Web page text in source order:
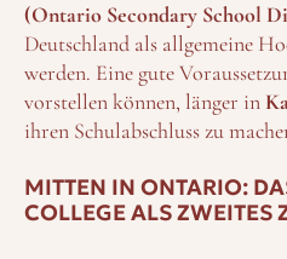
(Ontario Secondary School
Deutschland als allgemeine
werden. Eine gute
vorstellen können, länger in
ihren Schulabschluss zu
MITTEN IN ONTARIO:
COLLEGE ALS ZWEITES